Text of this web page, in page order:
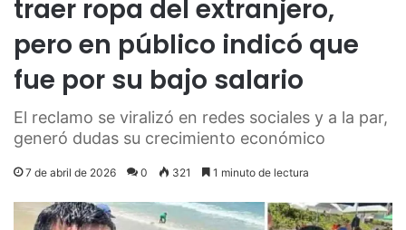
traer ropa del extranjero,
pero en público indicó que
fue por su bajo salario
El reclamo se viralizó en redes sociales y a la par,
generó dudas su crecimiento económico
7 de abril de 2026 0 321 1 minuto de lectura